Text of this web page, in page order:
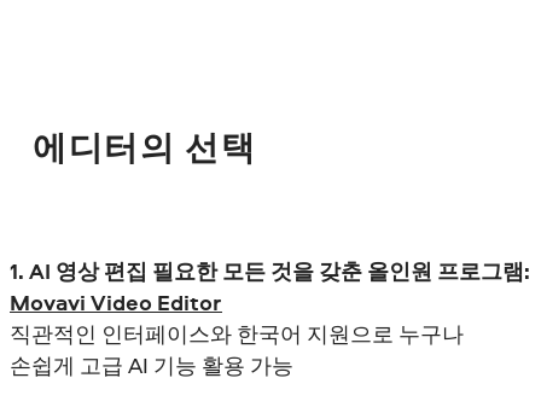
에디터의 선택
1. AI 영상 편집 필요한 모든 것을 갖춘 올인원 프로그램:
Movavi Video Editor
직관적인 인터페이스와 한국어 지원으로 누구나
손쉽게 고급 AI 기능 활용 가능